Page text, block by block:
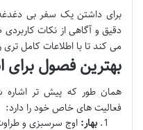
برای داشتن یک سفر بی
دقیق و آگاهی از نکات
می کند تا با اطلاعات کامل
بهترین فصول برای
همان طور که پیش تر
فعالیت های خاص خود را دارد:
بهار: اوج سرسبزی و